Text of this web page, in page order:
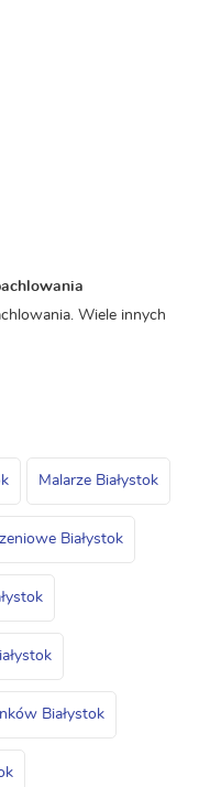
Wiele innych
Malarze Białystok
Białystok
Białystok